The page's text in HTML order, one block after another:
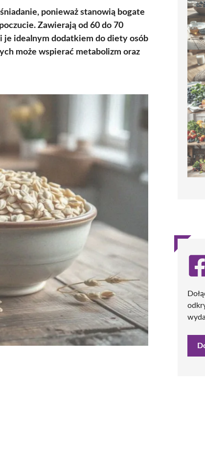
ponieważ stanowią bogate
Zawierają od 60 do 70
je idealnym dodatkiem do diety osób
może wspierać metabolizm oraz